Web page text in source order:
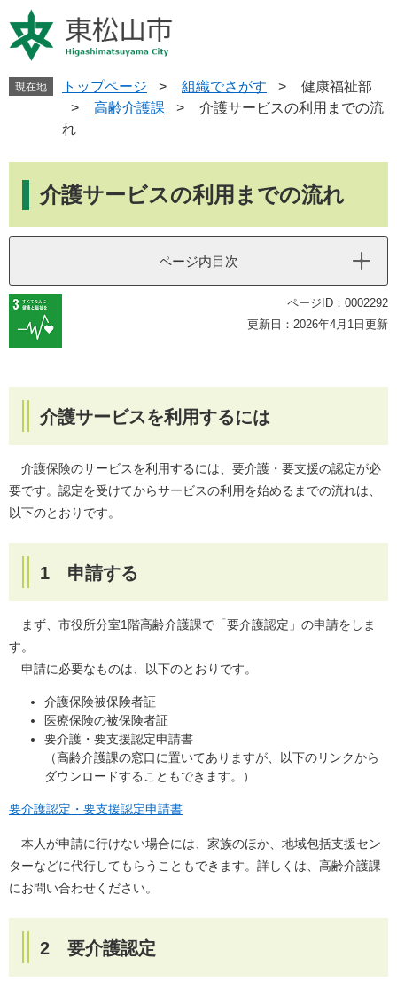
ー
ジ
ニ
ュ
現在地 トップページ > 組織でさがす >
健康福祉部
>
高齢介護課 >
介護サービスの利用までの流
れ
介護サービスの利用までの流れ
ページ内目次
ページID：0002292
更新日：2026年4月1日更新
介護サービスを利用するには
介護保険のサービスを利用するには、要介護・要支援の認定が必
要です。認定を受けてからサービスの利用を始めるまでの流れは、
以下のとおりです。
1 申請する
まず、市役所分室1階高齢介護課で「要介護認定」の申請をしま
す。
申請に必要なものは、以下のとおりです。
介護保険被保険者証
医療保険の被保険者証
要介護・要支援認定申請書
（高齢介護課の窓口に置いてありますが、以下のリンクから
ダウンロードすることもできます。）
要介護認定・要支援認定申請書
本人が申請に行けない場合には、家族のほか、地域包括支援セン
ターなどに代行してもらうこともできます。詳しくは、高齢介護課
にお問い合わせください。
2 要介護認定